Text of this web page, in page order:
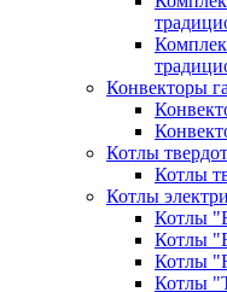
Конвекторы
Котлы
Котлы
Котлы
Котлы
Котлы
Котлы
Котлы